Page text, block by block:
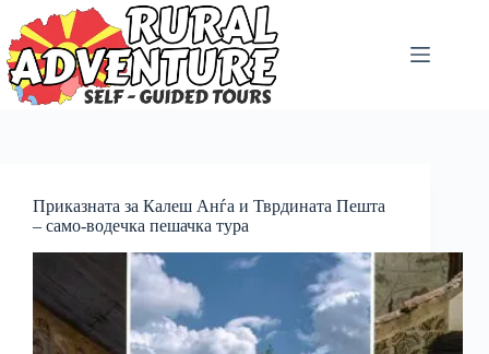
Приказната за Калеш Анѓа и Тврдината Пешта
– само-водечка пешачка тура